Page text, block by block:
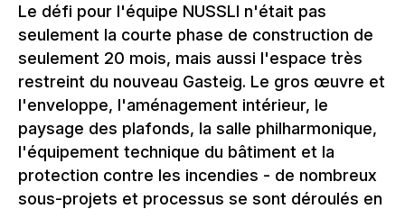
Le défi pour l'équipe NUSSLI n'était pas
seulement la courte phase de construction de
seulement 20 mois, mais aussi l'espace très
restreint du nouveau Gasteig. Le gros œuvre et
l'enveloppe, l'aménagement intérieur, le
paysage des plafonds, la salle philharmonique,
l'équipement technique du bâtiment et la
protection contre les incendies - de nombreux
sous-projets et processus se sont déroulés en